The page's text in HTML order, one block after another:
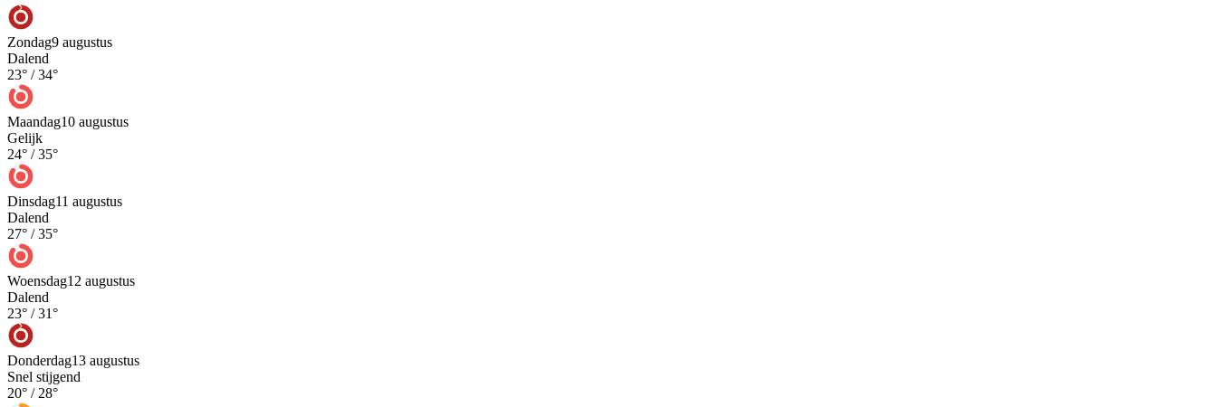
Zondag9 augustus
Dalend
23° /34°
Maandag10 augustus
Gelijk
24° /35°
Dinsdag11 augustus
Dalend
27° /35°
Woensdag12 augustus
Dalend
23° /31°
Donderdag13 augustus
Snel stijgend
20° / 28°